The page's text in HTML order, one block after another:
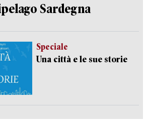
Sardegna
Speciale
Una città e le sue storie